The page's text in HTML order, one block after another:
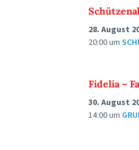
28. August
20:00um
Fidelia –
30. August
14:00um